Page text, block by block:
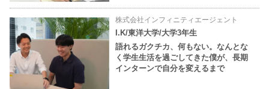
株式会社インフィニティエージェント
I.K/東洋大学/大学3年生
語れるガクチカ、何もない。なんとな
く学生生活を過ごしてきた僕が、長期
インターンで自分を変えるまで